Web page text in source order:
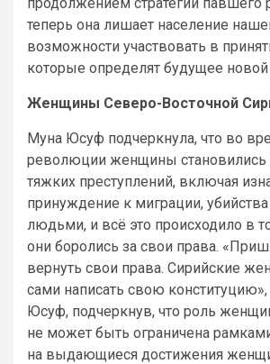
теперь она лишает население
возможности участвовать в
которые определят будущее новой
Женщины Северо-Восточной
Муна Юсуф подчеркнула, что во
революции женщины
тяжких преступлений, включая
принуждение к миграции,
людьми, и всё это происходило в
они боролись за свои права.
вернуть свои права. Сирийские
сами написать свою конституцию»,
Юсуф, подчеркнув, что роль
не может быть ограничена
на выдающиеся достижения